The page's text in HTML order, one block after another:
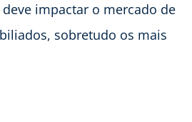
impactar o mercado de
sobretudo os mais